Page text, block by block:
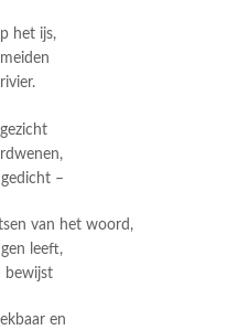
het ijs,
–
van het woord,
leeft,
bewijst
en